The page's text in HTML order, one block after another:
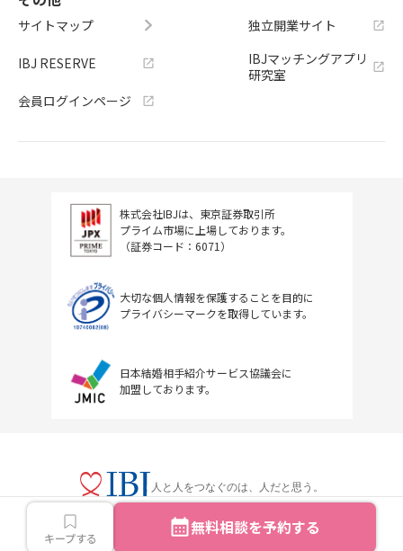
キープする 無料相談を予約する
サイトマップ
IBJ RESERVE
会員ログインページ
独立開業サイト
IBJマッチングアプリ
研究室
株式会社IBJは、東京証券取引所
プライム市場に上場しております。
（証券コード：6071）
大切な個人情報を保護することを目的に
プライバシーマークを取得しています。
日本結婚相手紹介サービス協議会に
加盟しております。
人と人をつなぐのは、人だと思う。